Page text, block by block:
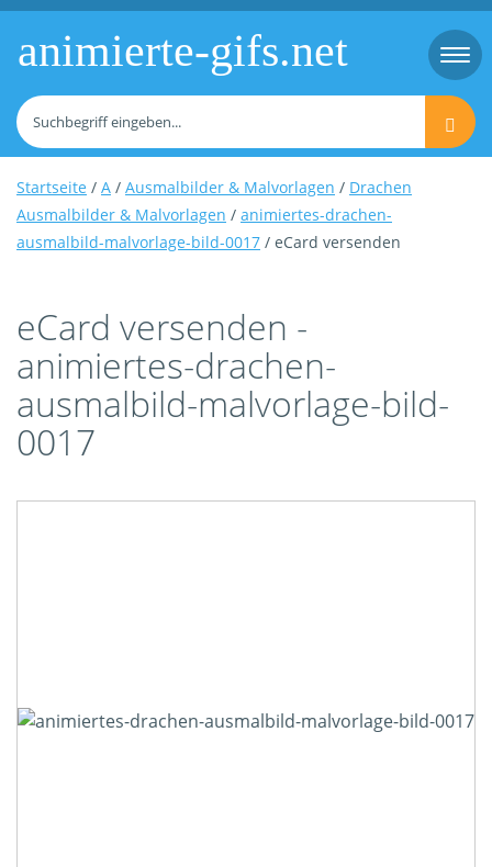
animierte-gifs.net
Startseite / A / Ausmalbilder & Malvorlagen / Drachen
Ausmalbilder & Malvorlagen / animiertes-drachen-
ausmalbild-malvorlage-bild-0017 / eCard versenden
eCard versenden -
animiertes-drachen-
ausmalbild-malvorlage-bild-
0017